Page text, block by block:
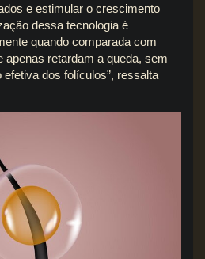
e estimular o crescimento
dessa tecnologia é
quando comparada com
apenas retardam a queda, sem
dos folículos”, ressalta